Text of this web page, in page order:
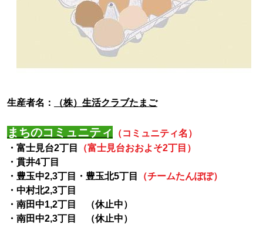
生産者名： （株）生活クラブたまご
まちのコミュニティ
（コミュニティ名）
・富士見台2丁目
（富士見台おおよそ2丁目）
・貫井4丁目
・豊玉中2,3丁目・豊玉北5丁目
（チームたんぽぽ）
・中村北2,3丁目
・南田中1,2丁目 （休止中）
・南田中2,3丁目 （休止中）